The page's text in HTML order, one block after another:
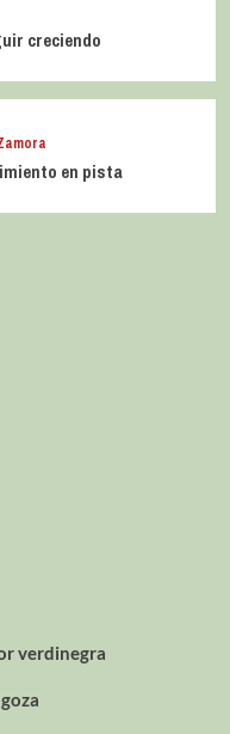
creciendo
en pista
verdinegra